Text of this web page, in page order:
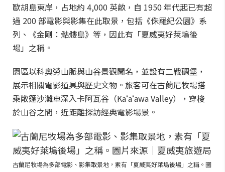
歐胡島東岸，占地約 4,000 英畝，自 1950 年代起已有超
過 200 部電影與影集在此取景，包括《侏羅紀公園》系
列、《金剛：骷髏島》等，因此有「夏威夷好萊塢後
場」之稱。
園區以科奧勞山脈與山谷景觀聞名，並設有二戰碉堡，
展示相關電影道具與歷史文物。旅客可在古蘭尼牧場搭
乘敞篷沙灘車深入卡阿瓦谷（Kaʻaʻawa Valley），穿梭
於山谷之間，近距離探訪經典電影場景。
古蘭尼牧場為多部電影、影集取景地，素有「夏威夷好萊塢後場」之稱。圖